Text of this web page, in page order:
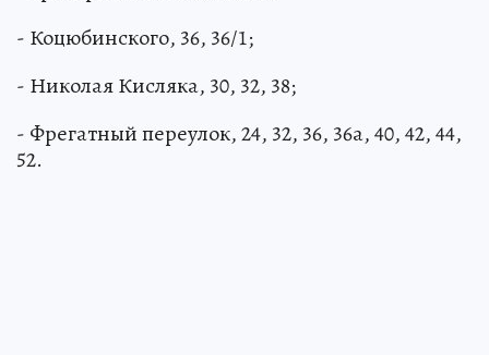
- Коцюбинского, 36, 36/1;
- Николая Кисляка, 30, 32, 38;
- Фрегатный переулок, 24, 32, 36, 36а, 40, 42, 44,
52.